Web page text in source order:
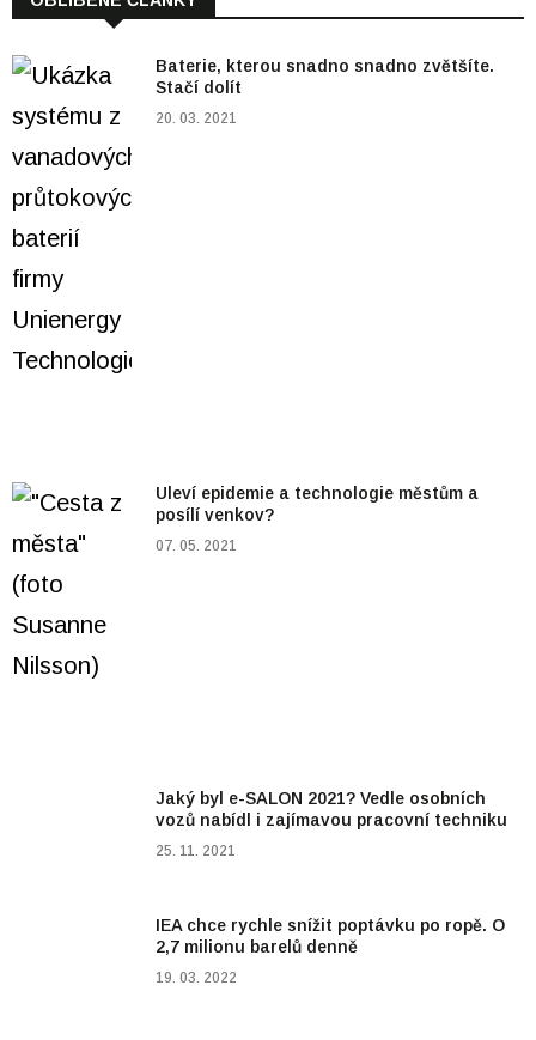
Baterie, kterou snadno snadno zvětšíte.
Stačí dolít
20. 03. 2021
Uleví epidemie a technologie městům a
posílí venkov?
07. 05. 2021
Jaký byl e-SALON 2021? Vedle osobních
vozů nabídl i zajímavou pracovní techniku
25. 11. 2021
IEA chce rychle snížit poptávku po ropě. O
2,7 milionu barelů denně
19. 03. 2022